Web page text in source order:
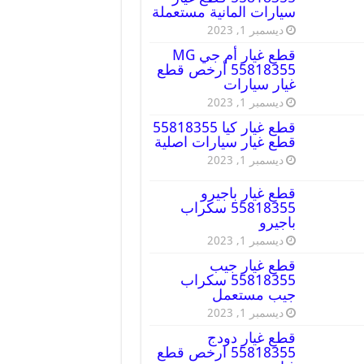
سيارات المانية مستعملة
ديسمبر 1, 2023
قطع غيار أم جي MG
55818355 أرخص قطع
غيار سيارات
ديسمبر 1, 2023
قطع غيار كيا 55818355
قطع غيار سيارات اصلية
ديسمبر 1, 2023
قطع غيار باجيرو
55818355 سكراب
باجيرو
ديسمبر 1, 2023
قطع غيار جيب
55818355 سكراب
جيب مستعمل
ديسمبر 1, 2023
قطع غيار دودج
55818355 ارخص قطع